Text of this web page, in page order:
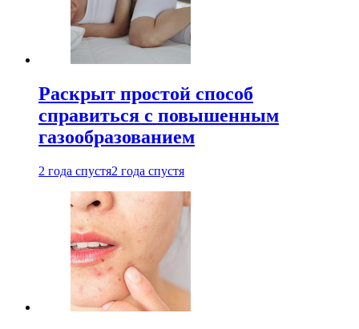
Раскрыт простой способ
справиться с повышенным
газообразованием
2 года спустя2 года спустя